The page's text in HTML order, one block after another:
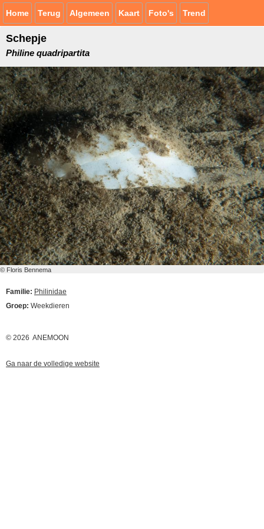
Home Terug Algemeen Kaart Foto's Trend
Schepje
Philine quadripartita
© Floris Bennema
Familie: Philinidae
Groep: Weekdieren
© 2026 ANEMOON
Ga naar de volledige website